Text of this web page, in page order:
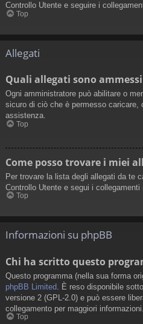
Controllo Utente e seguire i
Top
Allegati
Quali allegati sono
Ogni amministratore può abilitare o
sicuro di ciò che è permesso caricare,
assistenza.
Top
Come posso trovare i miei
Per trovare la lista degli allegati da te
Controllo Utente e segui i collegamenti
Top
Informazioni su phpBB
Chi ha scritto questo
Questo programma (nella sua forma
phpBB Limited . È reso disponibile
versione 2 (GPL-2.0) e può essere
collegamento per maggiori informazioni.
Top